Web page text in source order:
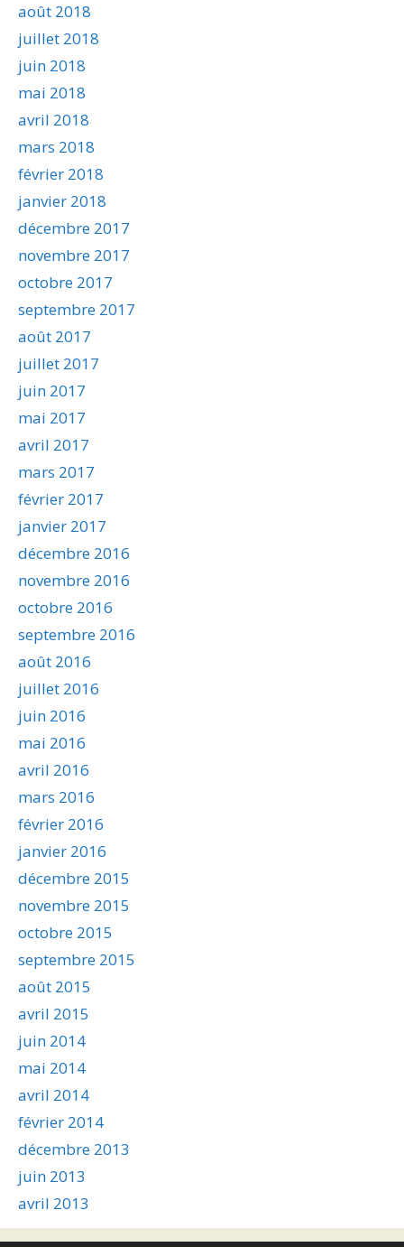
août 2018
juillet 2018
juin 2018
mai 2018
avril 2018
mars 2018
février 2018
janvier 2018
décembre 2017
novembre 2017
octobre 2017
septembre 2017
août 2017
juillet 2017
juin 2017
mai 2017
avril 2017
mars 2017
février 2017
janvier 2017
décembre 2016
novembre 2016
octobre 2016
septembre 2016
août 2016
juillet 2016
juin 2016
mai 2016
avril 2016
mars 2016
février 2016
janvier 2016
décembre 2015
novembre 2015
octobre 2015
septembre 2015
août 2015
avril 2015
juin 2014
mai 2014
avril 2014
février 2014
décembre 2013
juin 2013
avril 2013